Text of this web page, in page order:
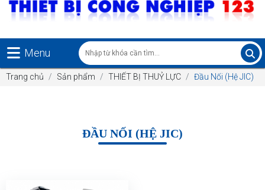
Menu
Trang chủ Sản phẩm THIẾT BỊ THUỶ LỰC Đầu Nối (Hệ JIC)
ĐẦU NỐI (HỆ JIC)